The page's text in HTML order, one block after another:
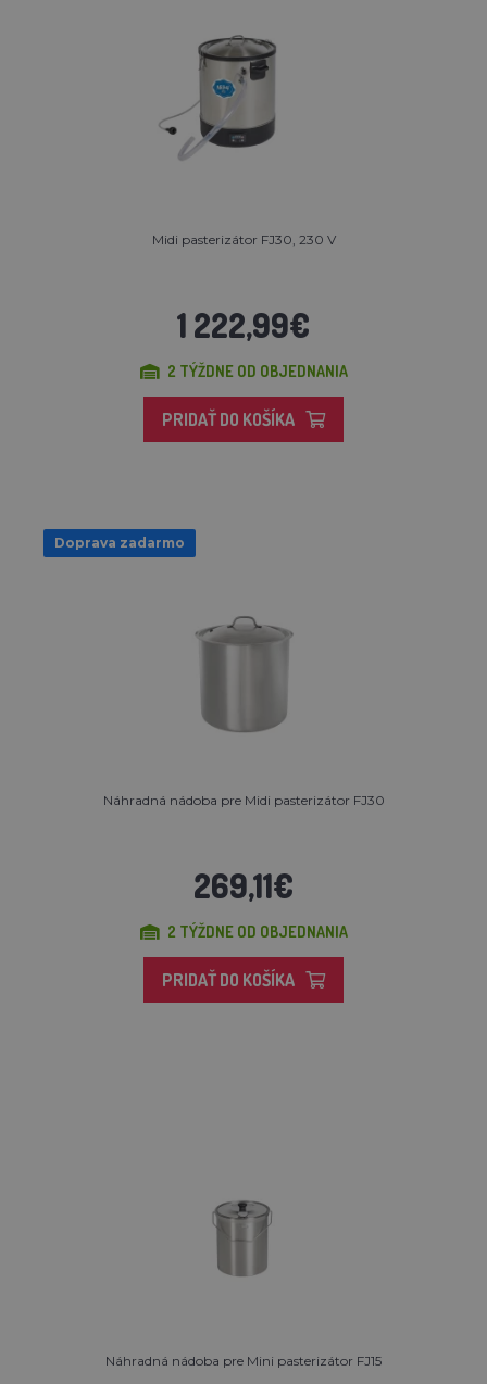
Midi pasterizátor FJ30, 230 V
1 222,99€
2 TÝŽDNE OD OBJEDNANIA
PRIDAŤ DO KOŠÍKA
Doprava zadarmo
Náhradná nádoba pre Midi pasterizátor FJ30
269,11€
2 TÝŽDNE OD OBJEDNANIA
PRIDAŤ DO KOŠÍKA
Náhradná nádoba pre Mini pasterizátor FJ15